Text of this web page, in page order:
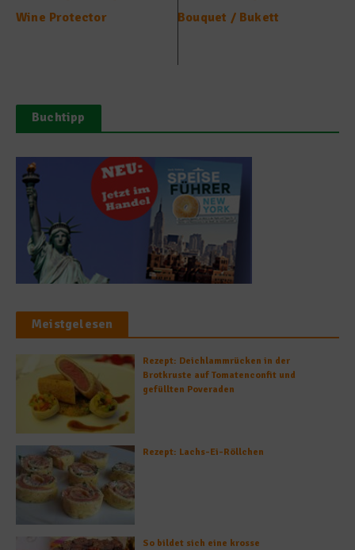
Wine Protector Bouquet / Bukett
Buchtipp
Meistgelesen
Rezept: Deichlammrücken in der
Brotkruste auf Tomatenconfit und
gefüllten Poveraden
Rezept: Lachs-Ei-Röllchen
So bildet sich eine krosse